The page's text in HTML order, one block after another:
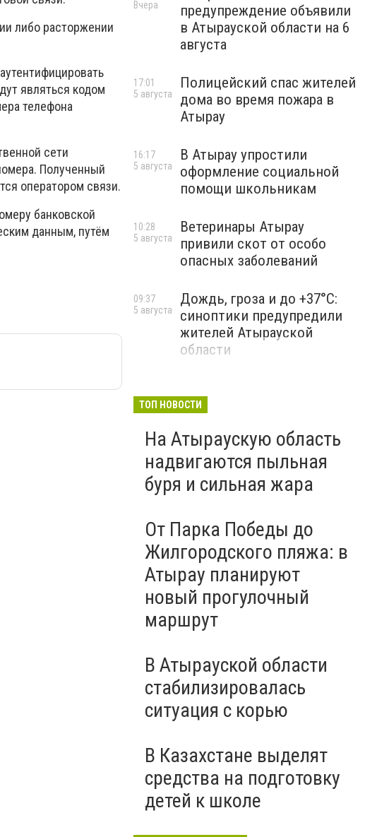
либо расторжении
являться кодом
телефона
сети
Полученный
оператором связи.
банковской
данным, путём
предупреждение объявили
в Атырауской области на 6
августа
Вчера
Полицейский спас жителей
дома во время пожара в
Атырау
17:01
5 августа
В Атырау упростили
оформление социальной
помощи школьникам
16:17
5 августа
Ветеринары Атырау
привили скот от особо
опасных заболеваний
10:28
5 августа
Дождь, гроза и до +37°C:
синоптики предупредили
жителей Атырауской
области
09:37
5 августа
ТОП НОВОСТИ
На Атыраускую область
надвигаются пыльная
буря и сильная жара
От Парка Победы до
Жилгородского пляжа: в
Атырау планируют
новый прогулочный
маршрут
В Атырауской области
стабилизировалась
ситуация с корью
В Казахстане выделят
средства на подготовку
детей к школе